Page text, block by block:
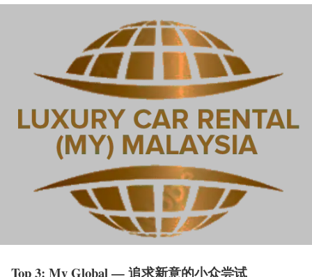
Top 3: My Global — 追求新意的小众尝试